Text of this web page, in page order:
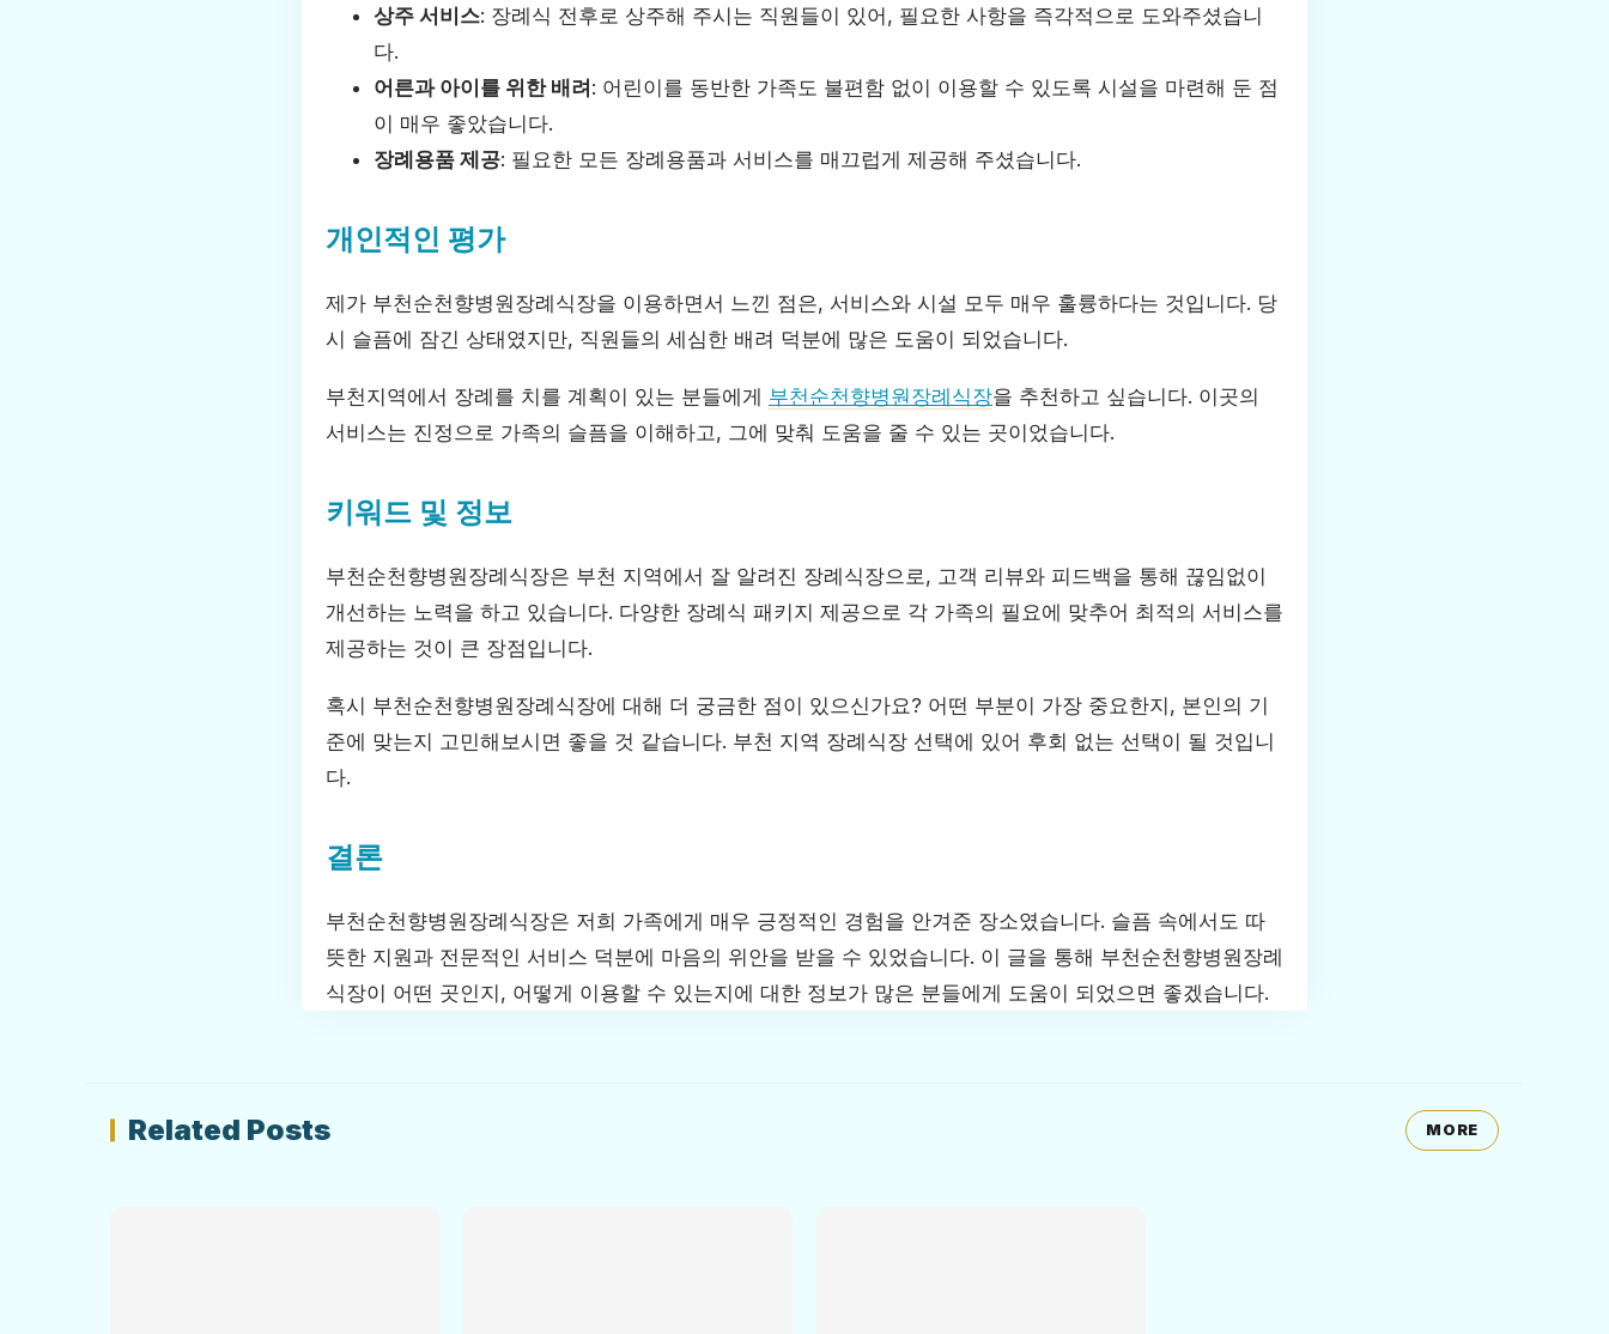
상주 서비스: 장례식 전후로 상주해 주시는 직원들이 있어, 필요한 사항을 즉각적으로 도와주셨습니
다.
어른과 아이를 위한 배려 : 어린이를 동반한 가족도 불편함 없이 이용할 수 있도록 시설을 마련해 둔 점
이 매우 좋았습니다.
장례용품 제공: 필요한 모든 장례용품과 서비스를 매끄럽게 제공해 주셨습니다.
개인적인 평가
제가 부천순천향병원장례식장을 이용하면서 느낀 점은, 서비스와 시설 모두 매우 훌륭하다는 것입니다. 당
시 슬픔에 잠긴 상태였지만, 직원들의 세심한 배려 덕분에 많은 도움이 되었습니다.
부천지역에서 장례를 치를 계획이 있는 분들에게 부천순천향병원장례식장을 추천하고 싶습니다. 이곳의
서비스는 진정으로 가족의 슬픔을 이해하고, 그에 맞춰 도움을 줄 수 있는 곳이었습니다.
키워드 및 정보
부천순천향병원장례식장은 부천 지역에서 잘 알려진 장례식장으로, 고객 리뷰와 피드백을 통해 끊임없이
개선하는 노력을 하고 있습니다. 다양한 장례식 패키지 제공으로 각 가족의 필요에 맞추어 최적의 서비스를
제공하는 것이 큰 장점입니다.
혹시 부천순천향병원장례식장에 대해 더 궁금한 점이 있으신가요? 어떤 부분이 가장 중요한지, 본인의 기
준에 맞는지 고민해보시면 좋을 것 같습니다. 부천 지역 장례식장 선택에 있어 후회 없는 선택이 될 것입니
다.
결론
부천순천향병원장례식장은 저희 가족에게 매우 긍정적인 경험을 안겨준 장소였습니다. 슬픔 속에서도 따
뜻한 지원과 전문적인 서비스 덕분에 마음의 위안을 받을 수 있었습니다. 이 글을 통해 부천순천향병원장례
식장이 어떤 곳인지, 어떻게 이용할 수 있는지에 대한 정보가 많은 분들에게 도움이 되었으면 좋겠습니다.
Related Posts MORE